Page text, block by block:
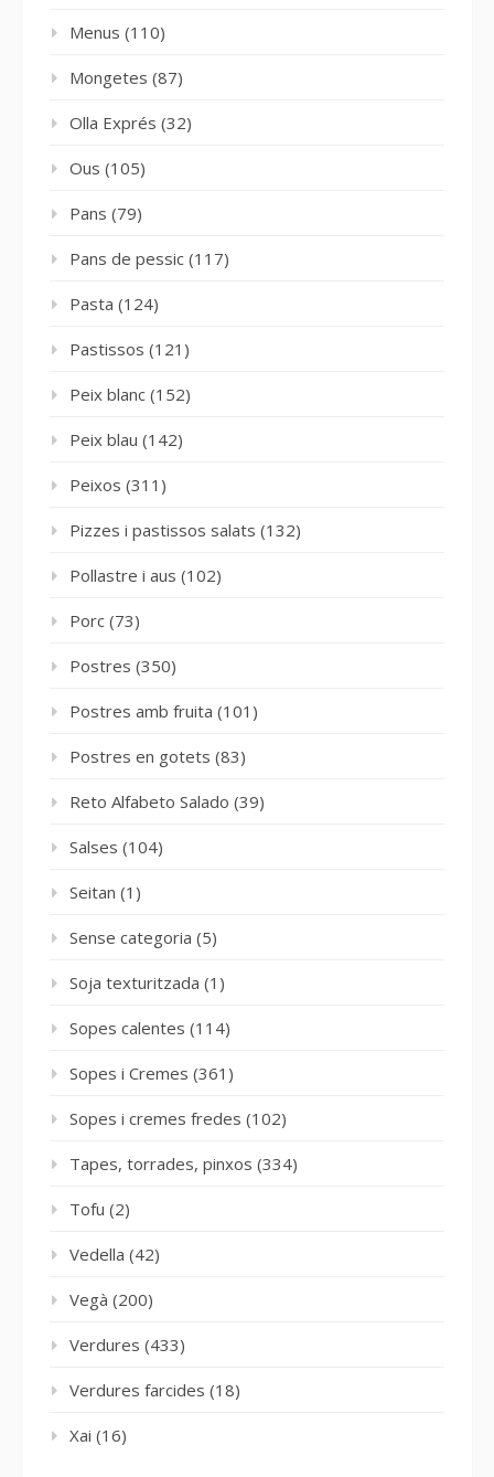
Menus (110)
Mongetes (87)
Olla Exprés (32)
Ous (105)
Pans (79)
Pans de pessic (117)
Pasta (124)
Pastissos (121)
Peix blanc (152)
Peix blau (142)
Peixos (311)
Pizzes i pastissos salats (132)
Pollastre i aus (102)
Porc (73)
Postres (350)
Postres amb fruita (101)
Postres en gotets (83)
Reto Alfabeto Salado (39)
Salses (104)
Seitan (1)
Sense categoria (5)
Soja texturitzada (1)
Sopes calentes (114)
Sopes i Cremes (361)
Sopes i cremes fredes (102)
Tapes, torrades, pinxos (334)
Tofu (2)
Vedella (42)
Vegà (200)
Verdures (433)
Verdures farcides (18)
Xai (16)